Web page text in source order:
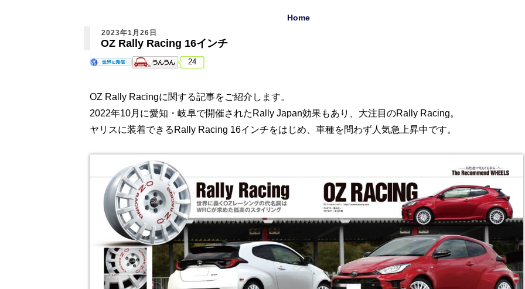
Home
2023年1月26日
OZ Rally Racing 16インチ
24
OZ Rally Racingに関する記事をご紹介します。
2022年10月に愛知・岐阜で開催されたRally Japan効果もあり、大注目のRally Racing。
ヤリスに装着できるRally Racing 16インチをはじめ、車種を問わず人気急上昇中です。